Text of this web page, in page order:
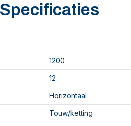
Specificaties
1200
12
Horizontaal
Touw/ketting